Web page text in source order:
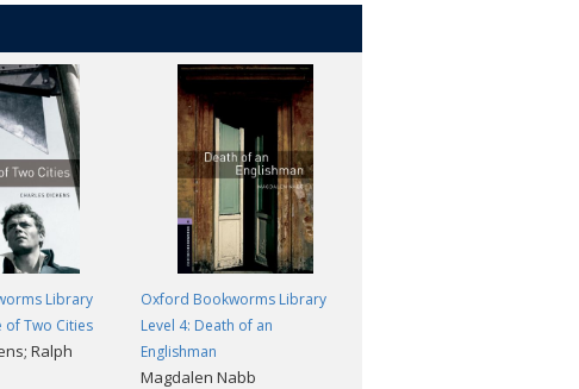
Library
of Two Cities
Ralph
Oxford Bookworms Library
Level 4: Death of an
Englishman
Magdalen Nabb